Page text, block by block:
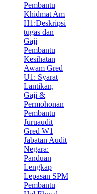
Pembantu
Khidmat Am
H1:Deskripsi
tugas dan
Gaji
Pembantu
Kesihatan
Awam Gred
U1: Syarat
Lantikan,
Gaji &
Permohonan
Pembantu
Juruaudit
Gred W1
Jabatan Audit
Negara:
Panduan
Lengkap
Lepasan SPM
Pembantu